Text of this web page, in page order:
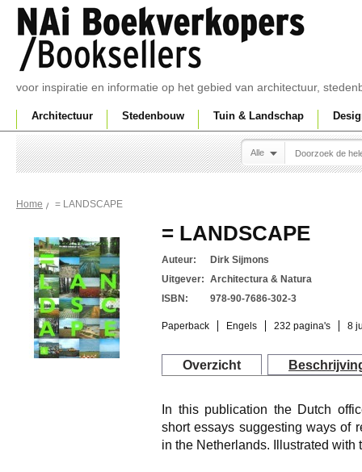
voor inspiratie en informatie op het gebied van architectuur,
Architectuur Stedenbouw Tuin & Landschap
Alle
Home = LANDSCAPE
= LANDSCAPE
Auteur:
Dirk Sijmons
Uitgever: Architectura & Natura
ISBN:
978-90-7686-302-3
Paperback Engels 232 pagina's 8
Overzicht
In this publication the Dutch
short essays suggesting ways of
in the Netherlands. Illustrated